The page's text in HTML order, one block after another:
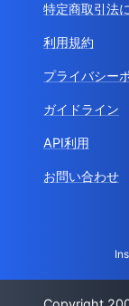
特定商取引法
利用規約
プライバシー
ガイドライン
API利用
お問い合わせ